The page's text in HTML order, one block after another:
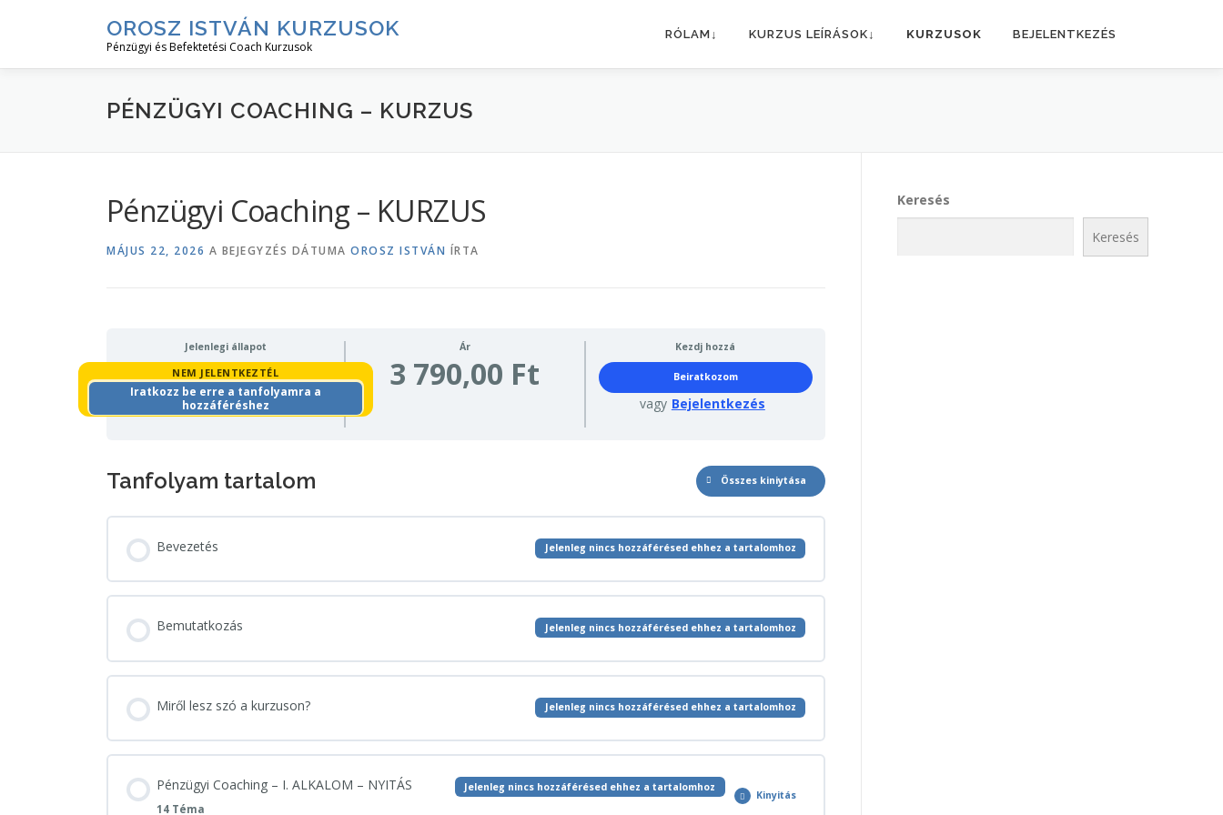
OROSZ ISTVÁN KURZUSOK
Pénzügyi és Befektetési Coach Kurzusok
RÓLAM↓ KURZUS LEÍRÁSOK↓ KURZUSOK BEJELENTKEZÉS
PÉNZÜGYI COACHING – KURZUS
Pénzügyi Coaching – KURZUS
MÁJUS 22, 2026 A BEJEGYZÉS DÁTUMA OROSZ ISTVÁN ÍRTA
Jelenlegi állapot
NEM JELENTKEZTÉL
Iratkozz be erre a tanfolyamra a
hozzáféréshez
Ár
3 790,00 Ft
Kezdj hozzá
Beiratkozom
vagy Bejelentkezés
Tanfolyam tartalom Összes kiniytása
Lecke
Bevezetés Jelenleg nincs hozzáférésed ehhez a tartalomhoz
Bemutatkozás Jelenleg nincs hozzáférésed ehhez a tartalomhoz
Miről lesz szó a kurzuson? Jelenleg nincs hozzáférésed ehhez a tartalomhoz
Pénzügyi Coaching – I. ALKALOM – NYITÁS
14 Téma
Jelenleg nincs hozzáférésed ehhez a tartalomhoz
Kinyitás
Pénzügyi
Keresés
Keresés